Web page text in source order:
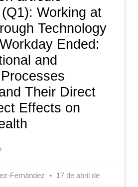
Working at
Technology
Ended:
and
Their Direct
Effects on
Fernández
17 de abril de